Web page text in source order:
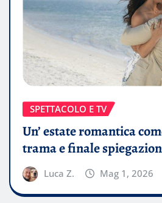
SPETTACOLO E TV
Un’ estate romantica
trama e finale
Luca Z. Mag 1, 2026